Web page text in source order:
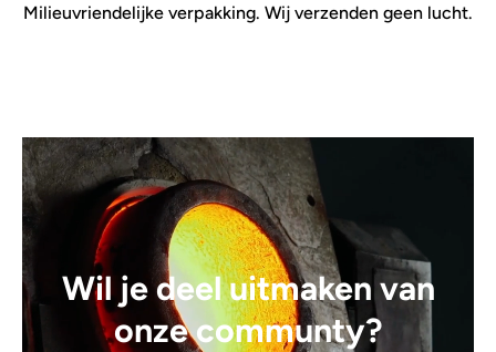
Milieuvriendelijke verpakking. Wij verzenden geen lucht.
Wil je deel uitmaken van
onze communty?